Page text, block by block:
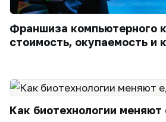
Франшиза компьютерного
стоимость, окупаемость и
Как биотехнологии меняют